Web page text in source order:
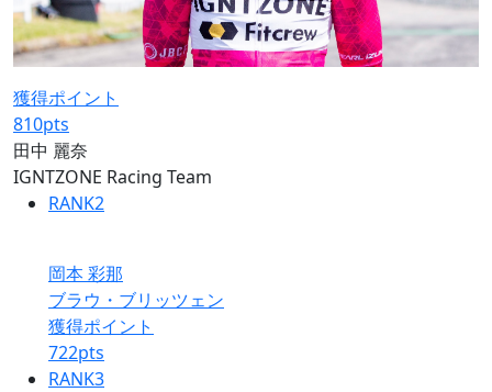
獲得ポイント
810pts
田中 麗奈
IGNTZONE Racing Team
RANK2
岡本 彩那
ブラウ・ブリッツェン
獲得ポイント
722pts
RANK3